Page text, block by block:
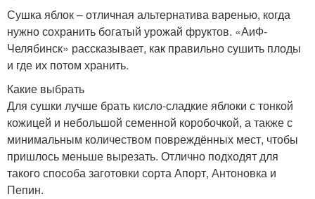
Сушка яблок – отличная альтернатива варенью, когда
нужно сохранить богатый урожай фруктов. «АиФ-
Челябинск» рассказывает, как правильно сушить плоды
и где их потом хранить.
Какие выбрать
Для сушки лучше брать кисло-сладкие яблоки с тонкой
кожицей и небольшой семенной коробочкой, а также с
минимальным количеством повреждённых мест, чтобы
пришлось меньше вырезать. Отлично подходят для
такого способа заготовки сорта Апорт, Антоновка и
Пепин.